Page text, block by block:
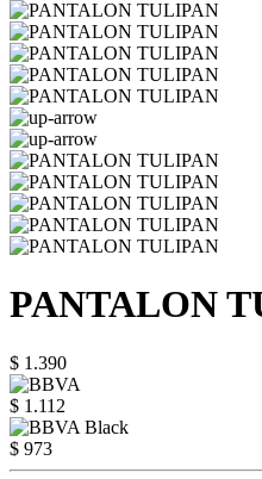
PANTALON
$ 1.390
$ 1.112
$ 973